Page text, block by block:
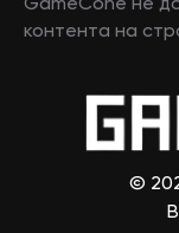
GameCone не
контента на
©